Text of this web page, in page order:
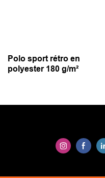
Polo sport rétro en
polyester 180 g/m²